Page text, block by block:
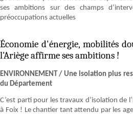
ses ambitions sur des champs
préoccupations actuelles
Économie d'énergie, mobilités
l'Ariège affirme ses ambitions !
ENVIRONNEMENT / Une isolation plus
du Département
C’est parti pour les travaux d’isolation de
à Foix ! Le chantier tant attendu par les